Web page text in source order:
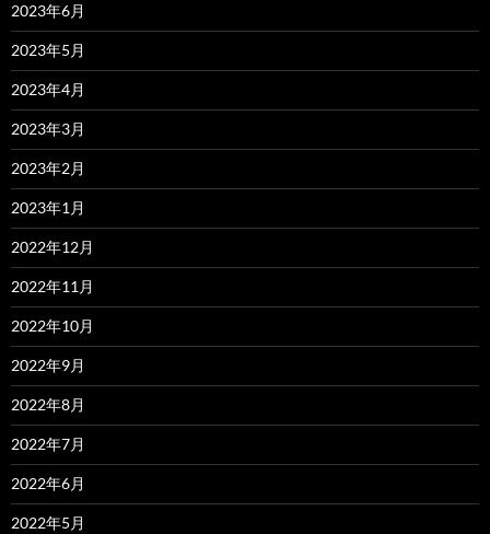
2023年6月
2023年5月
2023年4月
2023年3月
2023年2月
2023年1月
2022年12月
2022年11月
2022年10月
2022年9月
2022年8月
2022年7月
2022年6月
2022年5月